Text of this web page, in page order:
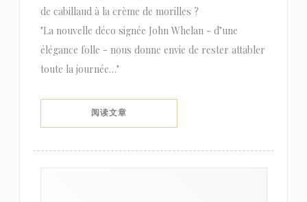
de cabillaud à la crème de morilles ?
"La nouvelle déco signée John Whelan - d’une
élégance folle - nous donne envie de rester attabler
toute la journée…"
阅读文章((在新窗口中打开))